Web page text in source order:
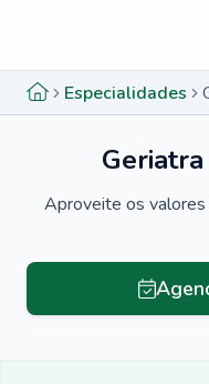
Especialidades
Aproveite os valores